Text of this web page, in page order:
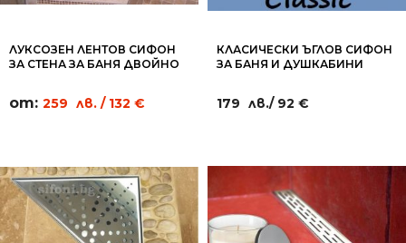
ЛУКСОЗЕН ЛЕНТОВ СИФОН
ЗА СТЕНА ЗА БАНЯ ДВОЙНО
от: 259 лв. / 132 €
КЛАСИЧЕСКИ ЪГЛОВ СИФОН
ЗА БАНЯ И ДУШКАБИНИ
179 лв./ 92 €